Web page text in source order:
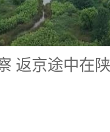
京途中在陕